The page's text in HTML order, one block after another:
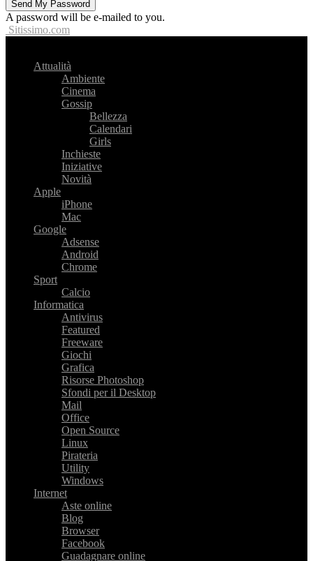
A password will be e-mailed to you.
Sitissimo.com
Attualità
Ambiente
Cinema
Gossip
Bellezza
Calendari
Girls
Inchieste
Iniziative
Novità
Apple
iPhone
Mac
Google
Adsense
Android
Chrome
Sport
Calcio
Informatica
Antivirus
Featured
Freeware
Giochi
Grafica
Risorse Photoshop
Sfondi per il Desktop
Mail
Office
Open Source
Linux
Pirateria
Utility
Windows
Internet
Aste online
Blog
Browser
Facebook
Guadagnare online